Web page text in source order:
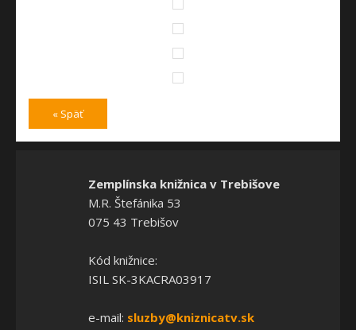
« Späť
Zemplínska knižnica v Trebišove
M.R. Štefánika 53
075 43 Trebišov
Kód knižnice:
ISIL SK-3KACRA03917
e-mail: sluzby@kniznicatv.sk